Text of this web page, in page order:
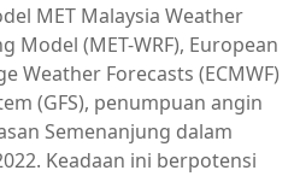
MET Malaysia Weather
Model (MET-WRF), European
Weather Forecasts (ECMWF)
(GFS), penumpuan angin
Semenanjung dalam
Keadaan ini berpotensi